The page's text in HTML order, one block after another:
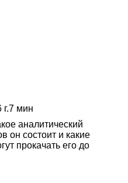
7 мин
аналитический
он состоит и какие
прокачать его до